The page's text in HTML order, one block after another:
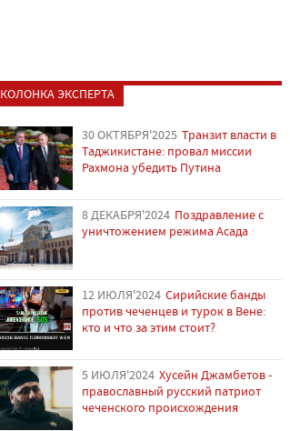
КОЛОНКА ЭКСПЕРТА
30 ОКТЯБРЯ'2025 Транзит власти в
Таджикистане: провал миссии
Рахмона убедить Путина
8 ДЕКАБРЯ'2024 Поздравление с
уничтожением режима Асада
12 ИЮЛЯ'2024 Сирийские банды
против чеченцев и турок в Вене:
кто и что за этим стоит?
5 ИЮЛЯ'2024 Хусейн Джамбетов -
православный русский патриот
чеченского происхождения